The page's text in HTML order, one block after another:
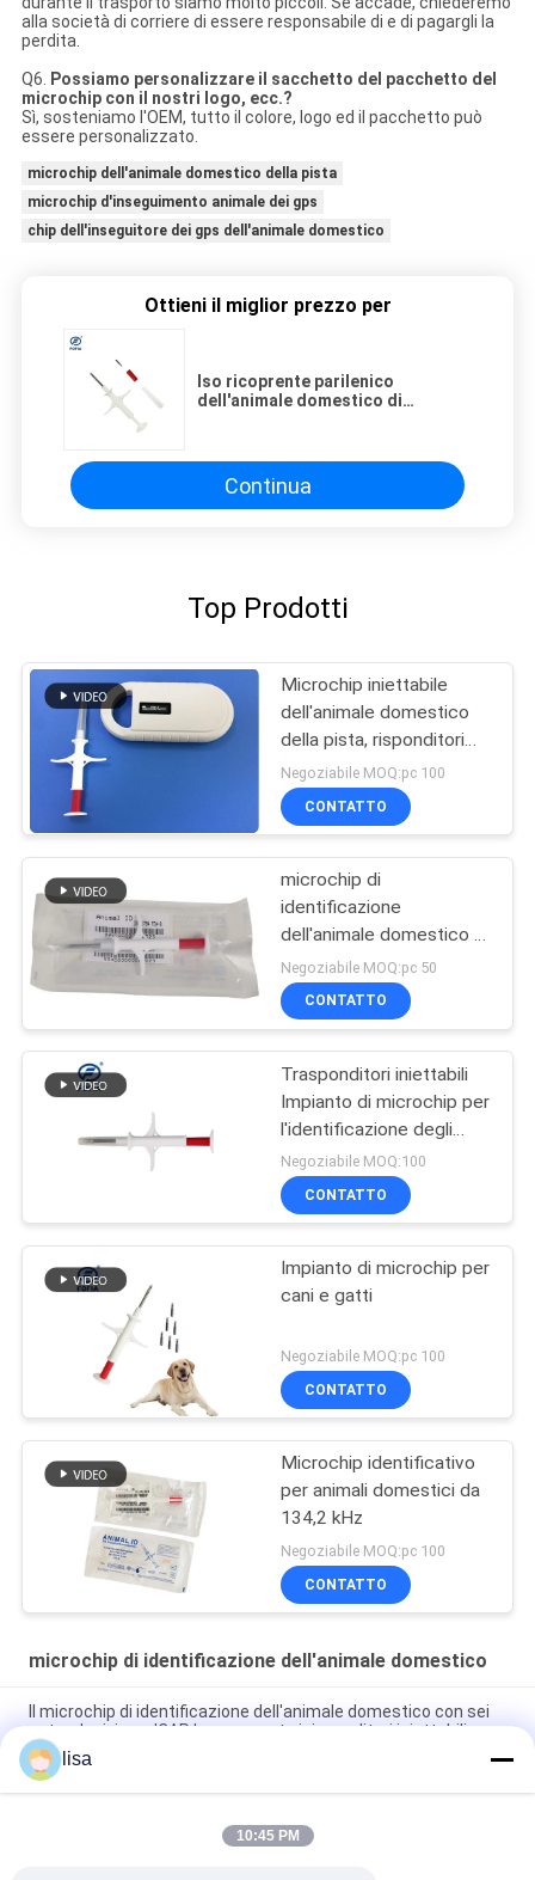
alla società di corriere di essere responsabile di e di pagargli la
perdita.
Q6.
Possiamo personalizzare il sacchetto del pacchetto del
microchip con il nostri logo, ecc.?
Sì, sosteniamo l'OEM, tutto il colore, logo ed il pacchetto può
essere personalizzato.
microchip dell'animale domestico della pista
microchip d'inseguimento animale dei gps
chip dell'inseguitore dei gps dell'animale domestico
Ottieni il miglior prezzo per
Iso ricoprente parilenico
dell'animale domestico di
microchip EM4305
Continua
Top Prodotti
Microchip iniettabile
dell'animale domestico
della pista, risponditori
iniettabili d'inseguimento
animali del microchip
Negoziabile MOQ:pc 100
CONTATTO
microchip di
identificazione
dell'animale domestico di
12mm * di 2,12 per i cani
che seguono, risponditori
iniettabili di norma
Negoziabile MOQ:pc 50
CONTATTO
Trasponditori iniettabili
Impianto di microchip per
l'identificazione degli
animali domestici per
cani con microchip
certificato ICAR per cani
Negoziabile MOQ:100
CONTATTO
Impianto di microchip per
cani e gatti
Negoziabile MOQ:pc 100
CONTATTO
Microchip identificativo
per animali domestici da
134,2 kHz
Negoziabile MOQ:pc 100
CONTATTO
microchip di identificazione dell'animale domestico
Il microchip di identificazione dell'animale domestico con sei
autoadesivi con ICAR ha approvato i risponditori iniettabili
Scopri la comodità del nostro microchip per l'identificazione
degli animali domestici
Proteggere gli animali domestici Micro ID EO gas
lisa
10:45 PM